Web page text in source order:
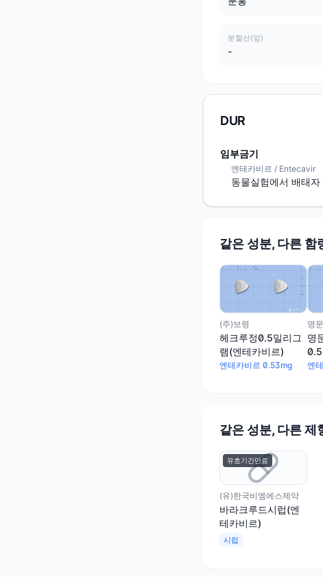
분할선(앞)
-
DUR
임부금기
엔테카비르 / Entecavir
동물실험에서 배태
같은 성분, 다른 함
(주)보령
헤크루정0.5밀리그
램(엔테카비르)
엔테카비르 0.53mg
명
명
0.5
엔
같은 성분, 다른 제
유효기간만료
(유)한국비엠에스제약
바라크루드시럽(엔
테카비르)
시럽